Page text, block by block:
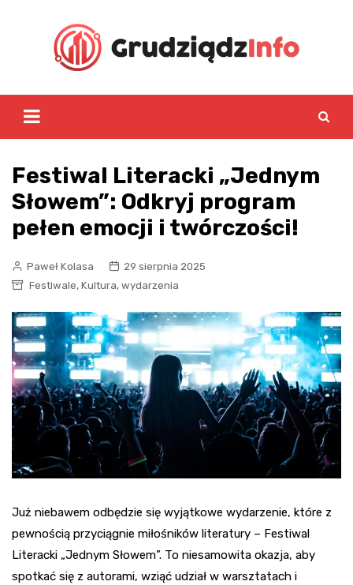
Festiwal Literacki „Jednym
Słowem”: Odkryj program
pełen emocji i twórczości!
Paweł Kolasa
29 sierpnia 2025
Festiwale, Kultura, wydarzenia
Już niebawem odbędzie się wyjątkowe wydarzenie, które z
pewnością przyciągnie miłośników literatury – Festiwal
Literacki „Jednym Słowem”. To niesamowita okazja, aby
spotkać się z autorami, wziąć udział w warsztatach i